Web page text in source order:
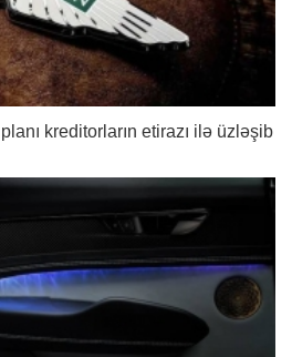
kreditorların etirazı ilə üzləşib